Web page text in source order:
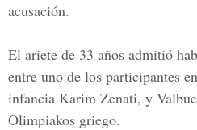
acusación.
El ariete de 33 años admitió
entre uno de los participantes
infancia Karim Zenati, y
Olimpiakos griego.